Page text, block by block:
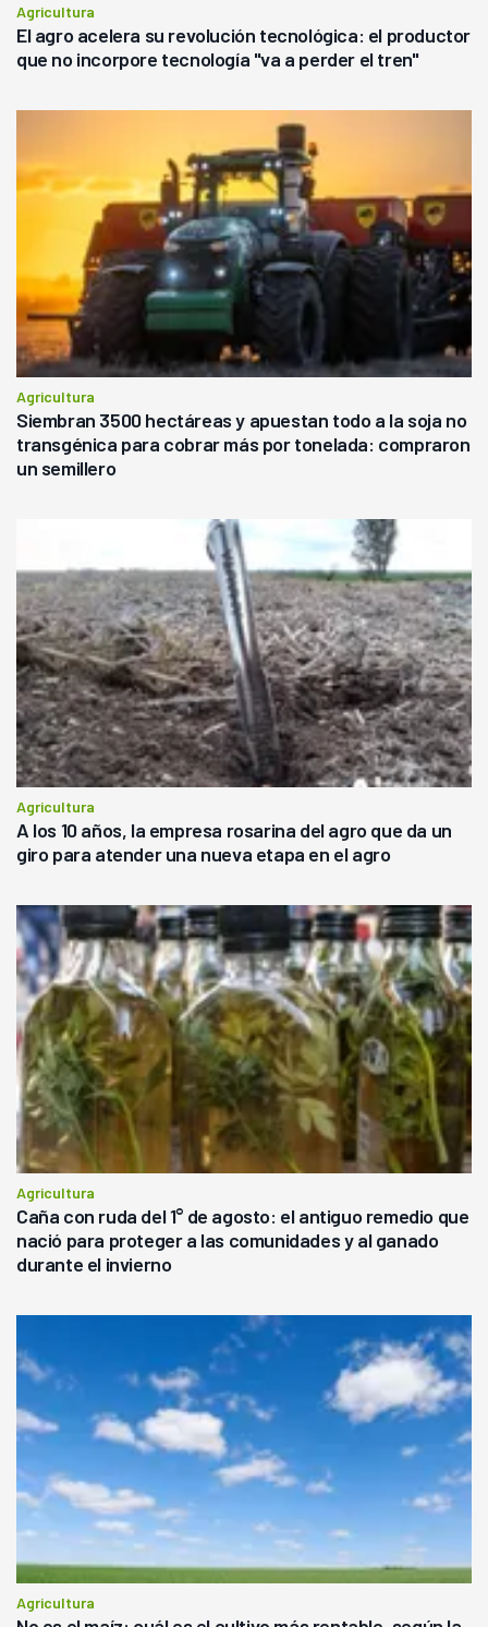
Agricultura
El agro acelera su revolución tecnológica: el productor
que no incorpore tecnología "va a perder el tren"
Agricultura
Siembran 3500 hectáreas y apuestan todo a la soja no
transgénica para cobrar más por tonelada: compraron
un semillero
Agricultura
A los 10 años, la empresa rosarina del agro que da un
giro para atender una nueva etapa en el agro
Agricultura
Caña con ruda del 1° de agosto: el antiguo remedio que
nació para proteger a las comunidades y al ganado
durante el invierno
Agricultura